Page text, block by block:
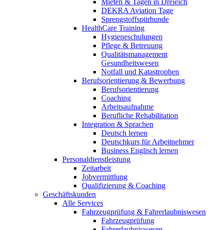
DEKRA Aviation Tage
Sprengstoffspürhunde
HealthCare Training
Hygieneschulungen
Pflege & Betreuung
Qualitätsmanagement
Gesundheitswesen
Notfall und Katastrophen
Berufsorientierung & Bewerbung
Berufsorientierung
Coaching
Arbeitsaufnahme
Berufliche Rehabilitation
Integration & Sprachen
Deutsch lernen
Deutschkurs für Arbeitnehmer
Business Englisch lernen
Personaldienstleistung
Zeitarbeit
Jobvermittlung
Qualifizierung & Coaching
Geschäftskunden
Alle Services
Fahrzeugprüfung & Fahrerlaubniswesen
Fahrzeugprüfung